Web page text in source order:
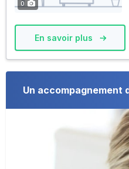
0
En savoir plus
Un accompagnement